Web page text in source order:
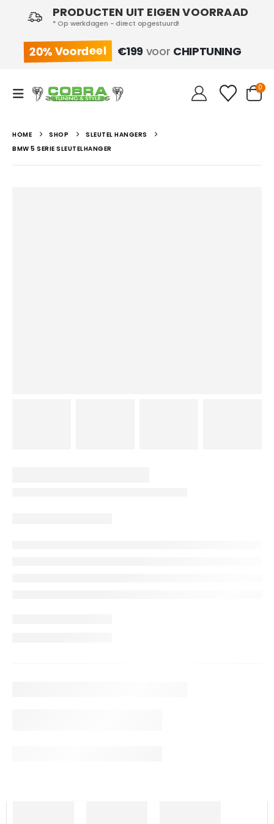
PRODUCTEN UIT EIGEN VOORRAAD
* Op werkdagen - direct opgestuurd!
20% Voordeel €199 voor CHIPTUNING
0
HOME SHOP
SLEUTEL HANGERS
BMW 5 SERIE SLEUTELHANGER